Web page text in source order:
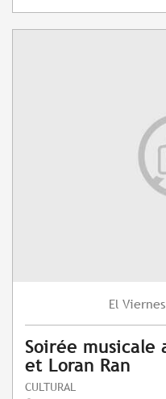
El Viernes
Soirée musicale
et Loran Ran
CULTURAL